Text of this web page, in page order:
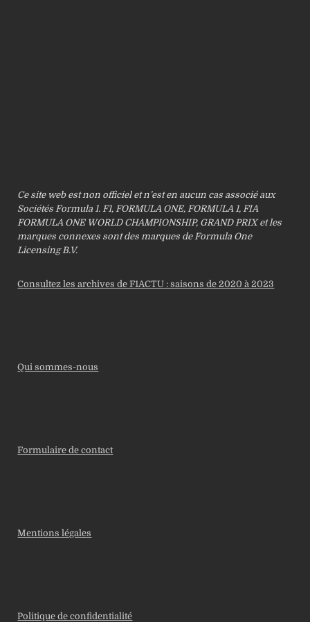
Ce site web est non officiel et n’est en aucun cas associé aux
Sociétés Formula 1. F1, FORMULA ONE, FORMULA 1, FIA
FORMULA ONE WORLD CHAMPIONSHIP, GRAND PRIX et les
marques connexes sont des marques de Formula One
Licensing B.V.
Consultez les archives de F1ACTU : saisons de 2020 à 2023
Qui sommes-nous
Formulaire de contact
Mentions légales
Politique de confidentialité